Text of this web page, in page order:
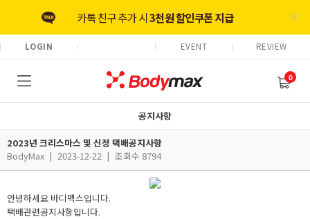
카톡 친구 추가 시3천원 할인쿠폰 지급
3천원 적립금 지급
회원가입 시5천원 적립금 즉시지급
LOGIN EVENT REVIEW
0
공지사항
2023년 크리스마스 및 신정 택배공지사항
BodyMax | 2023-12-22 | 조회수 8794
안녕하세요 바디맥스입니다.
택배관련공지사항입니다.